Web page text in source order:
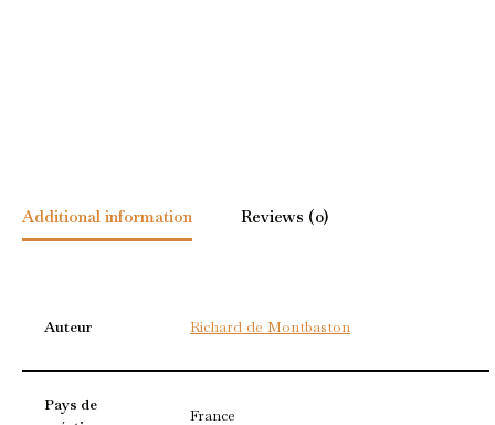
Additional information Reviews (0)
Auteur Richard de Montbaston
Pays de
France